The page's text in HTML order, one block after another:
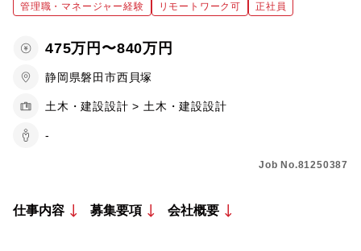
管理職・マネージャー経験 リモートワーク可 正社員
475万円〜840万円
静岡県磐田市西貝塚
土木・建設設計 > 土木・建設設計
-
Job No.81250387
仕事内容 募集要項 会社概要